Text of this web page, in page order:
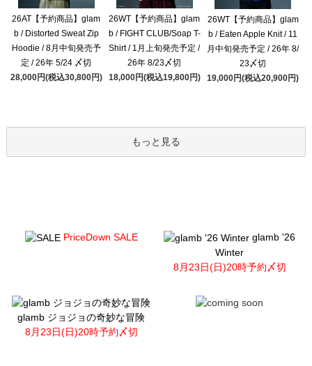
26AT【予約商品】glam
b / Distorted Sweat Zip
Hoodie / 8月中旬発売予
定 / 26年 5/24 〆切
28,000円(税込30,800円)
26WT【予約商品】glam
b / FIGHT CLUB/Soap T-
Shirt / 1月上旬発売予定 /
26年 8/23〆切
18,000円(税込19,800円)
26WT【予約商品】glam
b / Eaten Apple Knit / 11
月中旬発売予定 / 26年 8/
23〆切
19,000円(税込20,900円)
もっと見る
PriceDown SALE
glamb '26
Winter
8月23日(日)20時予約〆切
glamb ジョジョの奇妙な冒険
8月23日(日)20時予約〆切